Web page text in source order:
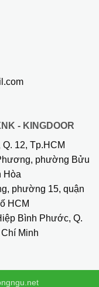
- KINGDOOR
12, Tp.HCM
phường Bửu
Hòa
phường 15, quận
HCM
Bình Phước, Q.
Minh